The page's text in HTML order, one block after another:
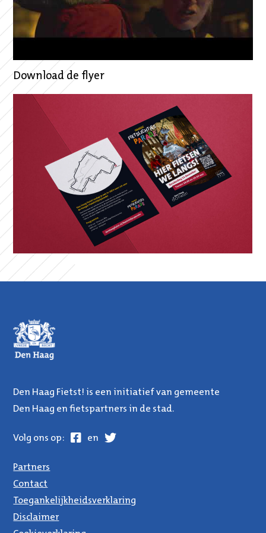
Download de flyer
Den Haag Fietst! is een initiatief van gemeente
Den Haag en fietspartners in de stad.
Volg ons op: Facebook
en Twitter
Partners
Contact
Toegankelijkheidsverklaring
Disclaimer